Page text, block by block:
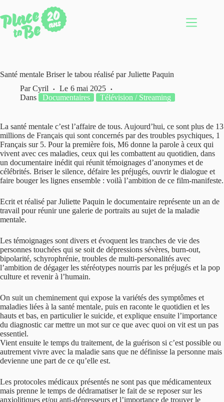
au
contenu
Santé mentale Briser le tabou réalisé par Juliette Paquin
Par Cyril Le 6 mai 2025
Dans
Documentaires Télévision / Streaming
La santé mentale c’est l’affaire de tous. Aujourd’hui, ce sont plus de 13
millions de Français qui sont concernés par des troubles psychiques, 1
Français sur 5. Pour la première fois, M6 donne la parole à ceux qui
vivent avec ces maladies, ceux qui les combattent au quotidien, dans
un documentaire inédit qui réunit témoignages d’anonymes et de
célébrités. Briser le silence, défaire les préjugés, ouvrir le dialogue et
faire bouger les lignes ensemble : voilà l’ambition de ce film-manifeste.
Ecrit et réalisé par Juliette Paquin le documentaire représente un an de
travail pour réunir une galerie de portraits au sujet de la maladie
mentale.
Les témoignages sont divers et évoquent les tranches de vie des
personnes touchées qui se soit de dépressions sévères, burn-out,
bipolarité, schyrophrénie, troubles de multi-personalités avec
l’ambition de dégager les stéréotypes nourris par les préjugés et la pop
culture et revenir à l’humain.
On suit un cheminement qui expose la variétés des symptômes et
maladies liées à la santé mentale, puis en raconte le quotidien et les
hauts et bas, en particulier le suicide, et explique ensuite l’importance
du diagnostic car mettre un mot sur ce que avec quoi on vit est un pas
essentiel.
Vient ensuite le temps du traitement, de la guérison si c’est possible ou
autrement vivre avec la maladie sans que ne définisse la personne mais
devienne une part de ce qu’elle est.
Les protocoles médicaux présentés ne sont pas que médicamenteux
mais prenne le temps de dédramatiser le fait de se reposer sur les
anxiolitiques et/ou anti-dépresseurs et l’importance de trouver le